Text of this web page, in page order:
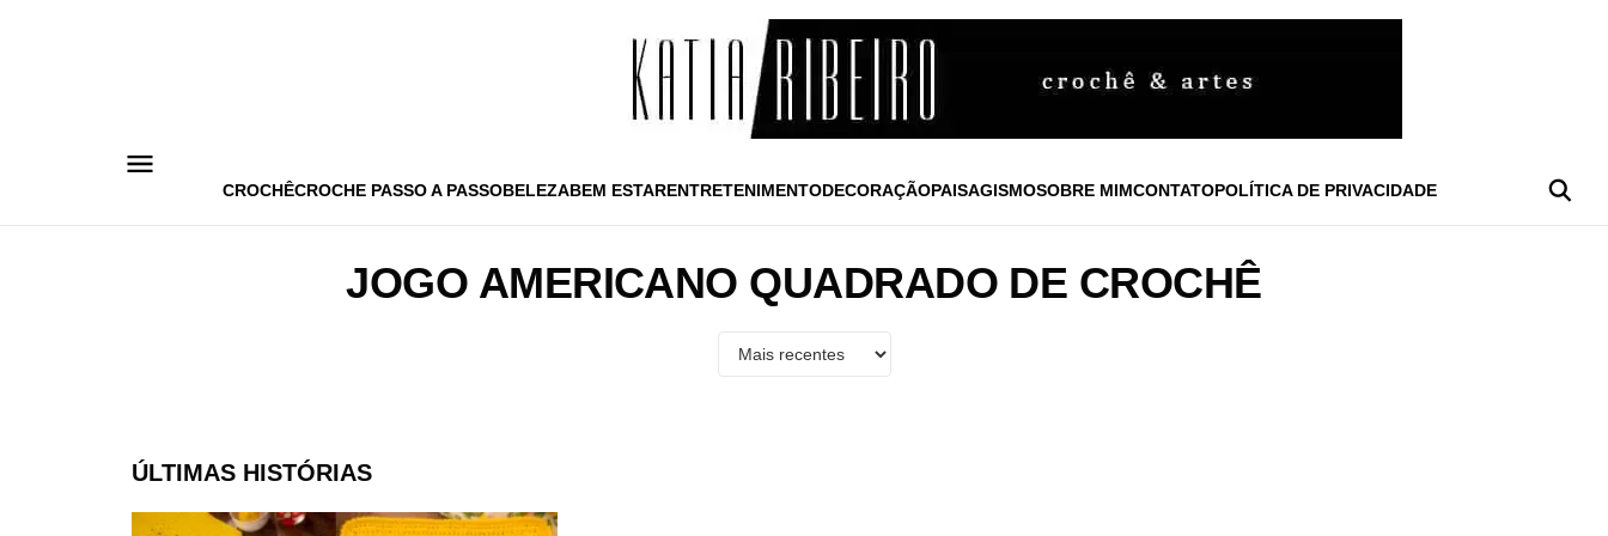
CROCHÊCROCHE PASSO A PASSOBELEZABEM ESTARENTRETENIMENTODECORAÇÃOPAISAGISMOSOBRE MIMCONTATOPOLÍTICA DE PRIVACIDADE
JOGO AMERICANO QUADRADO DE CROCHÊ
ÚLTIMAS HISTÓRIAS